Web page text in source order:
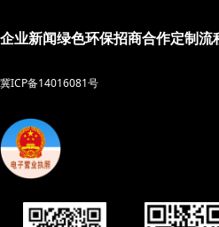
企业新闻绿色环保招商合作定制流
冀ICP备14016081号